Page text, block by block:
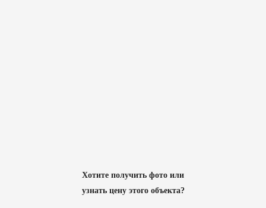
Хотите получить фото или
узнать цену этого объекта?